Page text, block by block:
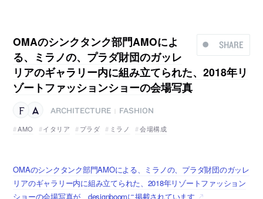
SHARE
OMAのシンクタンク部門AMOによ
る、ミラノの、プラダ財団のガッレ
リアのギャラリー内に組み立てられた、2018年リ
ゾートファッションショーの会場写真
ARCHITECTURE
FASHION
AMO
イタリア プラダ ミラノ 会場構成
OMAのシンクタンク部門AMOによる、ミラノの、プラダ財団のガッレ
リアのギャラリー内に組み立てられた、2018年リゾートファッション
ショーの会場写真が、designboomに掲載されています